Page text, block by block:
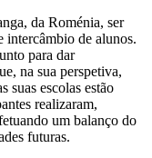
da Roménia, ser
intercâmbio de alunos.
para dar
na sua perspetiva,
suas escolas estão
realizaram,
um balanço do
futuras.